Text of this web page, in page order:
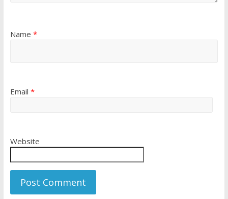
Name *
Email *
Website